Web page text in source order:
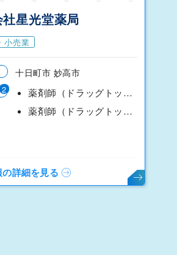
星光堂薬局
小売業
十日町市 妙高市
2
薬剤師（ドラッグトップス十日町店）
薬剤師（ドラッグトップス新井店）
詳細を見る